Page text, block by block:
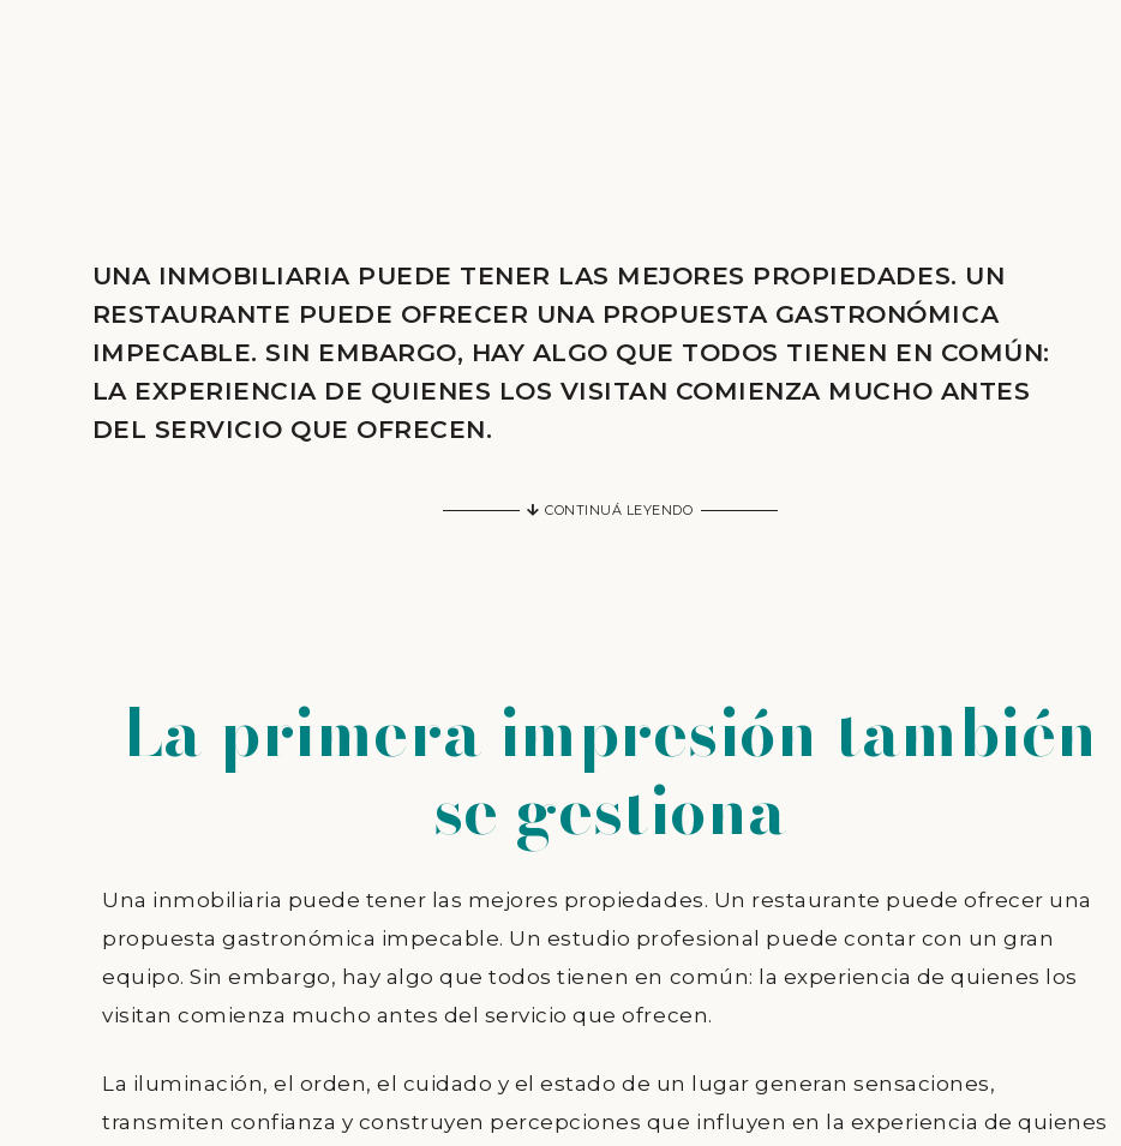
UNA INMOBILIARIA PUEDE TENER LAS MEJORES PROPIEDADES. UN
RESTAURANTE PUEDE OFRECER UNA PROPUESTA GASTRONÓMICA
IMPECABLE. SIN EMBARGO, HAY ALGO QUE TODOS TIENEN EN COMÚN:
LA EXPERIENCIA DE QUIENES LOS VISITAN COMIENZA MUCHO ANTES
DEL SERVICIO QUE OFRECEN.
CONTINUÁ LEYENDO
La primera impresión también
se gestiona
Una inmobiliaria puede tener las mejores propiedades. Un restaurante puede ofrecer una
propuesta gastronómica impecable. Un estudio profesional puede contar con un gran
equipo. Sin embargo, hay algo que todos tienen en común: la experiencia de quienes los
visitan comienza mucho antes del servicio que ofrecen.
La iluminación, el orden, el cuidado y el estado de un lugar generan sensaciones,
transmiten confianza y construyen percepciones que influyen en la experiencia de quienes